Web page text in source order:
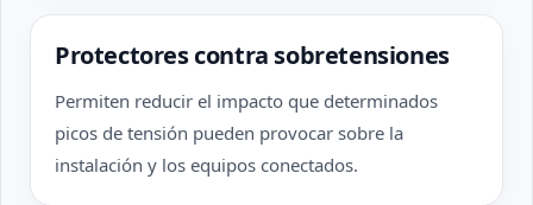
Protectores contra sobretensiones
Permiten reducir el impacto que determinados
picos de tensión pueden provocar sobre la
instalación y los equipos conectados.